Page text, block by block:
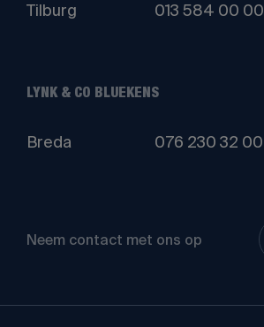
Tilburg
013 584 00 00
LYNK & CO BLUEKENS
Breda 076 230 32 00
Neem contact met ons op